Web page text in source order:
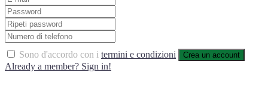
Sono d'accordo con i termini e condizioni Crea un account
Already a member? Sign in!